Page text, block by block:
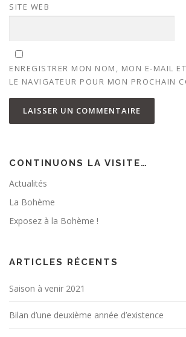
SITE WEB
ENREGISTRER MON NOM, MON E-MAIL
LE NAVIGATEUR POUR MON PROCHAIN
CONTINUONS LA VISITE…
Actualités
La Bohème
Exposez à la Bohème !
ARTICLES RÉCENTS
Saison à venir 2021
Bilan d’une deuxième année d’existence